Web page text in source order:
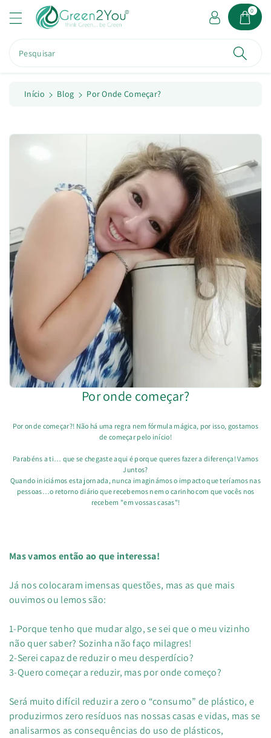
o
n
Pesquisar
0
Início Blog Por Onde Começar?
Por onde começar?
Por onde começar?! Não há uma regra nem fórmula mágica, por isso, gostamos
de começar pelo início!
Parabéns a ti… que se chegaste aqui é porque queres fazer a diferença! Vamos
Juntos?
Quando iniciámos esta jornada, nunca imaginámos o impacto que teríamos nas
pessoas…o retorno diário que recebemos nem o carinho com que vocês nos
recebem "em vossas casas"!
Mas vamos então ao que interessa!
Já nos colocaram imensas questões, mas as que mais
ouvimos ou lemos são:
1-Porque tenho que mudar algo, se sei que o meu vizinho
não quer saber? Sozinha não faço milagres!
2-Serei capaz de reduzir o meu desperdício?
3-Quero começar a reduzir, mas por onde começo?
Será muito difícil reduzir a zero o “consumo” de plástico, e
produzirmos zero resíduos nas nossas casas e vidas, mas se
analisarmos as consequências do uso de plásticos,